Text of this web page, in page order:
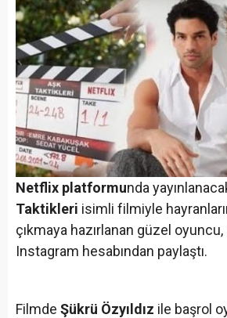
Netflix platformunda
Taktikleri isimli filmiyle
çıkmaya hazırlanan güzel
Instagram hesabından paylaştı.
Filmde Şükrü Özyıldız ile başrol